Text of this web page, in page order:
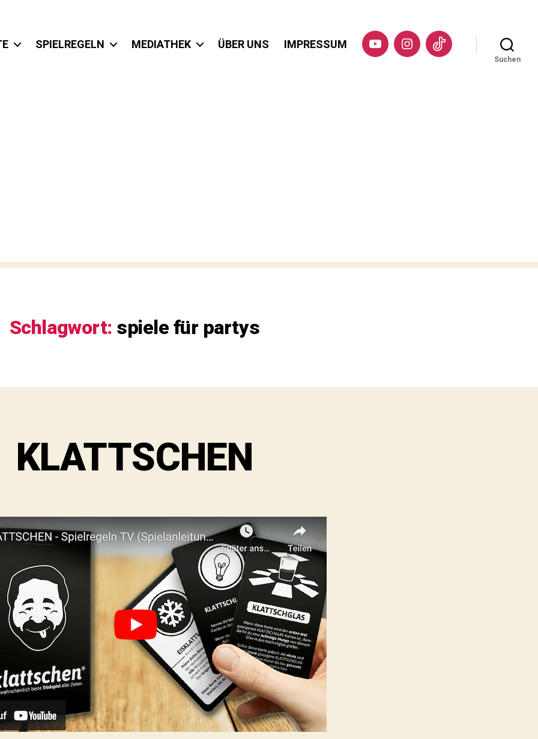
SPIELREGELN MEDIATHEK ÜBER UNS IMPRESSUM YouTubeInstagramTikTok
Suchen
Schlagwort: spiele für partys
KLATTSCHEN